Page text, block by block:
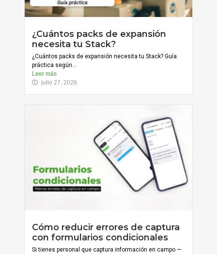
¿Cuántos packs de expansión
necesita tu Stack?
¿Cuántos packs de expansión necesita tu Stack? Guía
práctica según...
Leer más
julio 27, 2026
Cómo reducir errores de captura
con formularios condicionales
Si tienes personal que captura información en campo —